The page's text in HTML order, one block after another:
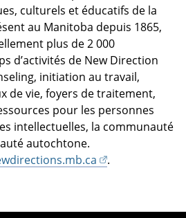
culturels et éducatifs de la
au Manitoba depuis 1865,
plus de 2 000
d’activités de New Direction
initiation au travail,
de vie, foyers de traitement,
pour les personnes
intellectuelles, la communauté
autochtone.
.